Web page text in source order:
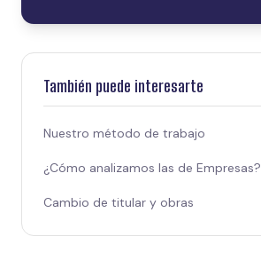
También puede interesarte
Nuestro método de trabajo
¿Cómo analizamos las de Empresas?
Cambio de titular y obras